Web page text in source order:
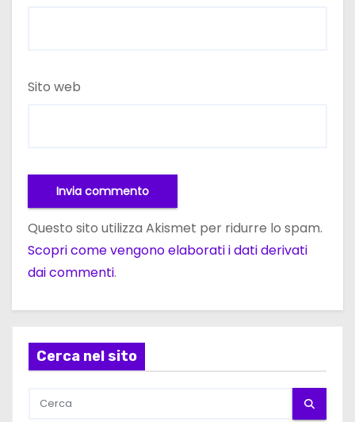
Sito web
Questo sito utilizza Akismet per ridurre lo spam.
Scopri come vengono elaborati i dati derivati
dai commenti.
Cerca nel sito